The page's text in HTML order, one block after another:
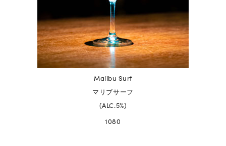
Malibu Surf
マリブサーフ
(ALC.5%)
1080